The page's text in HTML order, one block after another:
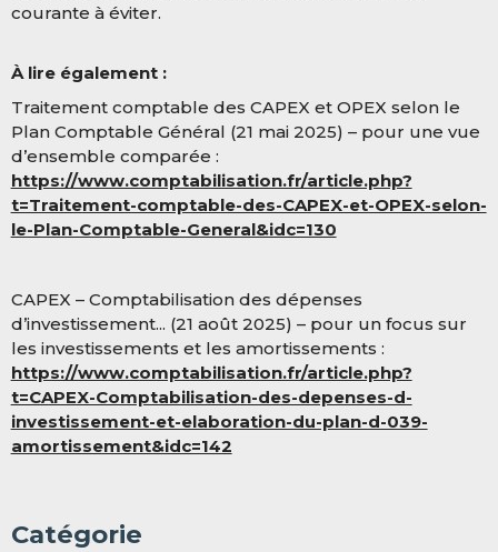
courante à éviter.
À lire également :
Traitement comptable des CAPEX et OPEX selon le
Plan Comptable Général (21 mai 2025) – pour une vue
d’ensemble comparée :
https://www.comptabilisation.fr/article.php?
t=Traitement-comptable-des-CAPEX-et-OPEX-selon-
le-Plan-Comptable-General&idc=130
CAPEX – Comptabilisation des dépenses
d’investissement... (21 août 2025) – pour un focus sur
les investissements et les amortissements :
https://www.comptabilisation.fr/article.php?
t=CAPEX-Comptabilisation-des-depenses-d-
investissement-et-elaboration-du-plan-d-039-
amortissement&idc=142
Catégorie